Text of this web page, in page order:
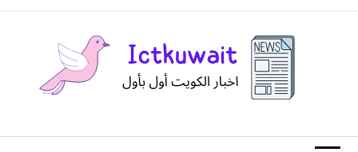
الكويت